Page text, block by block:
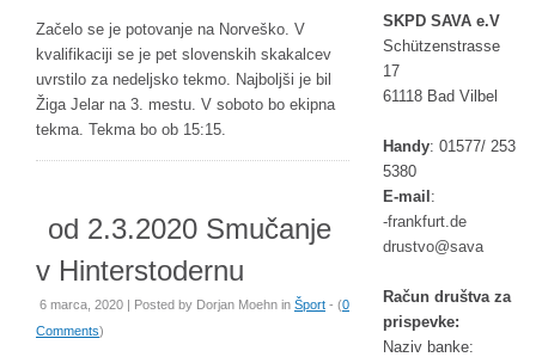
Začelo se je potovanje na Norveško. V
kvalifikaciji se je pet slovenskih skakalcev
uvrstilo za nedeljsko tekmo. Najboljši je bil
Žiga Jelar na 3. mestu. V soboto bo ekipna
tekma. Tekma bo ob 15:15.
od 2.3.2020 Smučanje
v Hinterstodernu
6 marca, 2020 | Posted by Dorjan Moehn in Šport - (0
Comments)
SKPD SAVA e.V
Schützenstrasse
17
61118 Bad Vilbel
Handy: 01577/ 253
5380
E-mail :
ed.tr
ufkna
rf-
av
as@ov
tsurd
Račun društva za
prispevke:
Naziv banke: